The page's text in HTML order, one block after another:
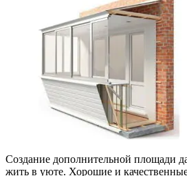
Создание дополнительной площади
жить в уюте. Хорошие и